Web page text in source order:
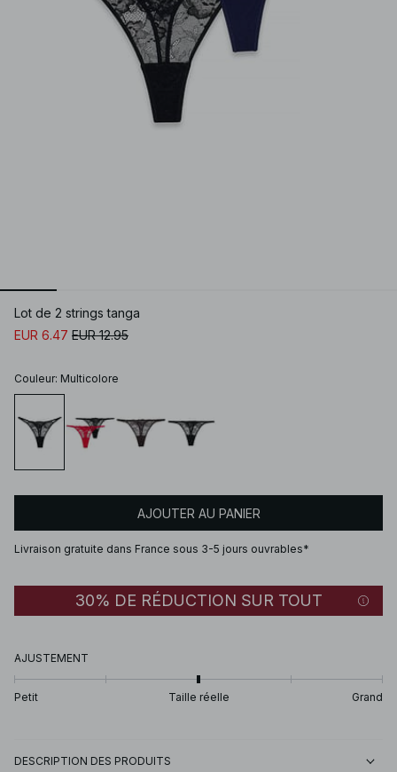
Lot de 2 strings tanga
EUR 6.47 EUR 12.95
Couleur: Multicolore
AJOUTER AU PANIER
Livraison gratuite dans France sous 3-5 jours ouvrables*
30% DE RÉDUCTION SUR TOUT
AJUSTEMENT
Petit Taille réelle Grand
DESCRIPTION DES PRODUITS